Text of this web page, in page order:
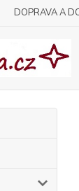
DOPRAVA A